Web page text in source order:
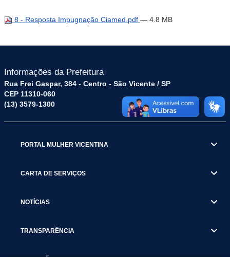
8 - Resposta Impugnação Ciamed.pdf — 4.8 MB
Informações da Prefeitura
Rua Frei Gaspar, 384 - Centro - São Vicente / SP
CEP 11310-060
(13) 3579-1300
PORTAL MULHER VICENTINA
CARTA DE SERVIÇOS
NOTÍCIAS
TRANSPARÊNCIA